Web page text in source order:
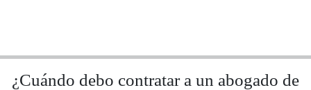
¿Cuándo debo contratar a un abogado de